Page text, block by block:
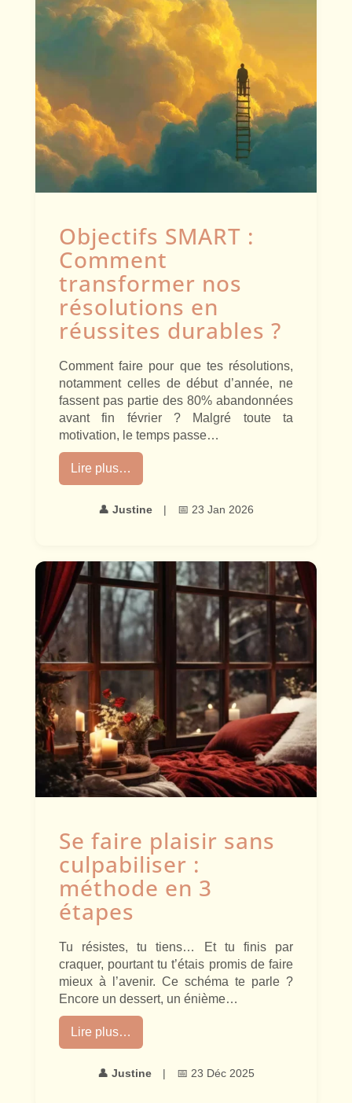
Objectifs SMART :
Comment
transformer nos
résolutions en
réussites durables ?
Comment faire pour que tes résolutions,
notamment celles de début d’année, ne
fassent pas partie des 80% abandonnées
avant fin février ? Malgré toute ta
motivation, le temps passe…
Lire plus…
👤 Justine | 📅 23 Jan 2026
Se faire plaisir sans
culpabiliser :
méthode en 3
étapes
Tu résistes, tu tiens… Et tu finis par
craquer, pourtant tu t’étais promis de faire
mieux à l’avenir. Ce schéma te parle ?
Encore un dessert, un énième…
Lire plus…
👤 Justine | 📅 23 Déc 2025